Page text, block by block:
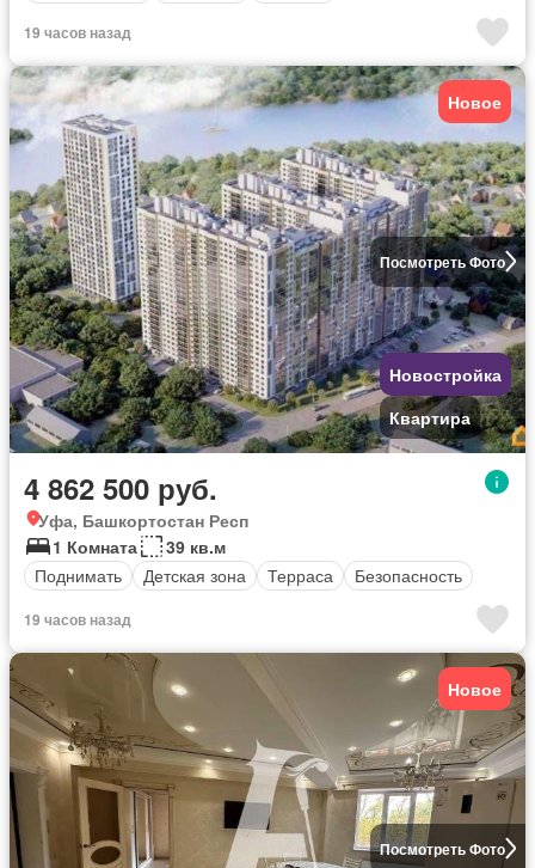
19 часов назад
Посмотреть Фото
Новое
Новостройка
Квартира
4 862 500 руб.
Уфа, Башкортостан Респ
1 Комната
39 кв.м
Поднимать
Детская зона Терраса Безопасность
19 часов назад
Посмотреть Фото
Новое